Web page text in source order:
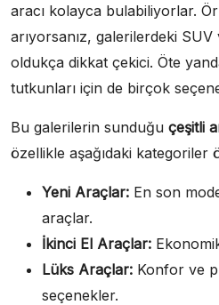
aracı kolayca bulabiliyorlar.
arıyorsanız, galerilerdeki
oldukça dikkat çekici. Öte
tutkunları için de birçok
Bu galerilerin sunduğu çeşitli
özellikle aşağıdaki kategoriler
Yeni Araçlar: En son
araçlar.
İkinci El Araçlar:
Lüks Araçlar: Konfor ve
seçenekler.